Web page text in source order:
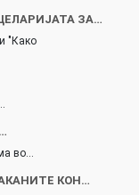
ЗА…
"Како
во…
КОН…